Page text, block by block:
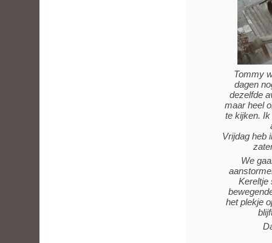
Tommy
dagen
dezelfde
maar heel
te kijken.
Vrijdag heb
We
Kereltje
het plekje